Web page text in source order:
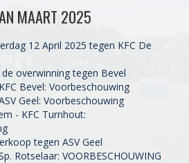
MAART 2025
12 April 2025 tegen KFC De
overwinning tegen Bevel
Bevel: Voorbeschouwing
Geel: Voorbeschouwing
- KFC Turnhout:
tegen ASV Geel
Rotselaar: VOORBESCHOUWING